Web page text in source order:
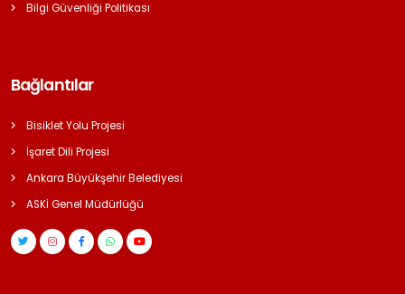
Bilgi Güvenliği Politikası
Bağlantılar
Bisiklet Yolu Projesi
İşaret Dili Projesi
Ankara Büyükşehir Belediyesi
ASKİ Genel Müdürlüğü